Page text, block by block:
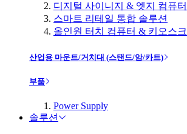
디지털 사이니지 & 엣지 컴퓨터
스마트 리테일 통합 솔루션
올인원 터치 컴퓨터 & 키오스크
산업용 마운트/거치대 (스탠드/암/카트)
부품
Power Supply
솔루션